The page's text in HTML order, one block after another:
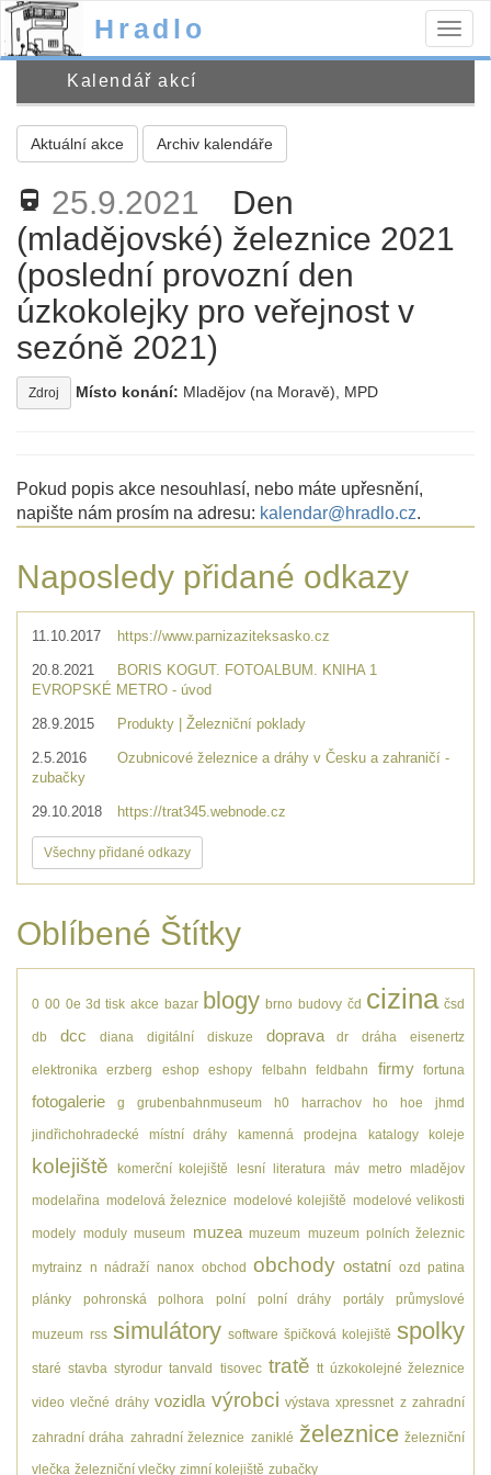
Hradlo
Kalendář akcí
Aktuální akce Archiv kalendáře
directions_railway 25.9.2021
Den
(mladějovské) železnice 2021
(poslední provozní den
úzkokolejky pro veřejnost v
sezóně 2021)
Zdroj Místo konání: Mladějov (na Moravě), MPD
Pokud popis akce nesouhlasí, nebo máte upřesnění,
napište nám prosím na adresu: kalendar@hradlo.cz.
Naposledy přidané odkazy
11.10.2017 https://www.parnizaziteksasko.cz
20.8.2021
BORIS KOGUT. FOTOALBUM. KNIHA 1
EVROPSKÉ METRO - úvod
28.9.2015 Produkty | Železniční poklady
2.5.2016
Ozubnicové železnice a dráhy v Česku a zahraničí -
zubačky
29.10.2018 https://trat345.webnode.cz
Všechny přidané odkazy
Oblíbené Štítky
0 00 0e 3d tisk akce bazar blogy brno budovy čd cizina čsd
db dcc diana digitální diskuze doprava dr dráha eisenertz
elektronika erzberg eshop eshopy felbahn feldbahn firmy fortuna
fotogalerie g grubenbahnmuseum h0 harrachov ho hoe jhmd
jindřichohradecké místní dráhy kamenná prodejna katalogy koleje
kolejiště komerční kolejiště lesní literatura máv metro mladějov
modelařina modelová železnice modelové kolejiště modelové velikosti
modely moduly museum muzea muzeum muzeum polních železnic
mytrainz n nádraží nanox obchod obchody ostatní ozd patina
plánky pohronská polhora polní polní dráhy portály průmyslové
muzeum rss simulátory software špičková kolejiště spolky
staré stavba styrodur tanvald tisovec tratě tt úzkokolejné železnice
video vlečné dráhy vozidla výrobci výstava xpressnet z zahradní
zahradní dráha zahradní železnice zaniklé železnice železniční
vlečka železniční vlečky zimní kolejiště zubačky